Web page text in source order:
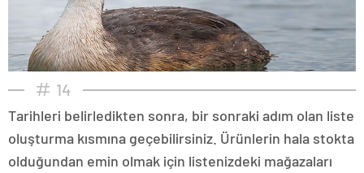
14
Tarihleri belirledikten sonra, bir sonraki adım olan liste
oluşturma kısmına geçebilirsiniz. Ürünlerin hala stokta
olduğundan emin olmak için listenizdeki mağazaları